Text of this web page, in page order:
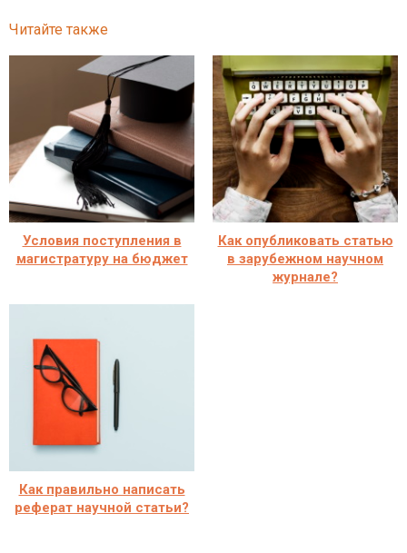
Читайте также
Условия поступления в
магистратуру на бюджет
Как опубликовать статью
в зарубежном научном
журнале?
Как правильно написать
реферат научной статьи?